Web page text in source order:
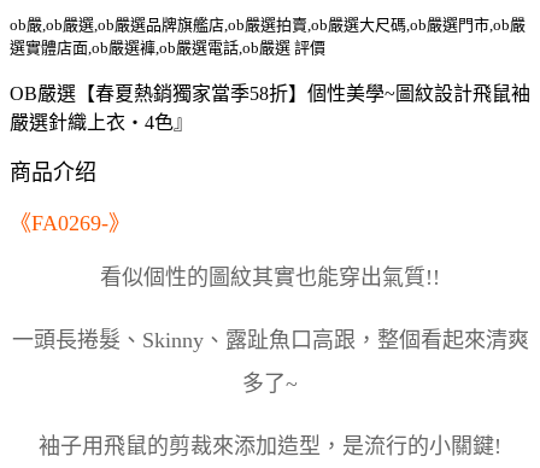
ob嚴,ob嚴選,ob嚴選品牌旗艦店,ob嚴選拍賣,ob嚴選大尺碼,ob嚴選門市,ob嚴
選實體店面,ob嚴選褲,ob嚴選電話,ob嚴選 評價
OB嚴選【春夏熱銷獨家當季58折】個性美學~圖紋設計飛鼠袖
嚴選針織上衣‧4色』
商品介绍
《FA0269-》
看似個性的圖紋其實也能穿出氣質!!
一頭長捲髮、Skinny、露趾魚口高跟，整個看起來清爽
多了~
袖子用飛鼠的剪裁來添加造型，是流行的小關鍵!